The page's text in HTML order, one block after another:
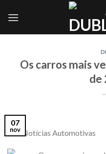
Os carros mais
de
07
nov
Via: Notícias Automotivas